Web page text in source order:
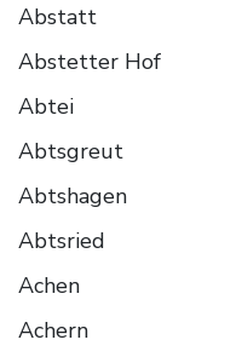
Abstatt
Abstetter Hof
Abtei
Abtsgreut
Abtshagen
Abtsried
Achen
Achern